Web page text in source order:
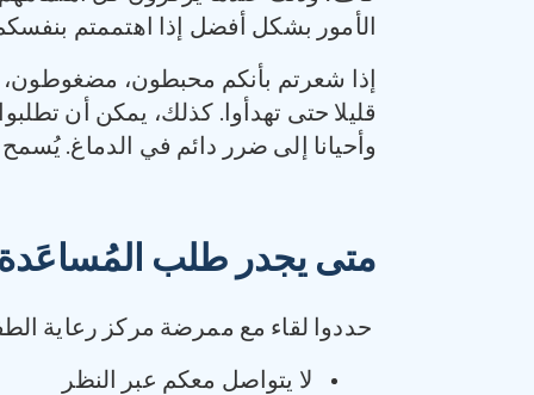
الأمور بشكل أفضل إذا اهتممتم
إذا شعرتم بأنكم محبطون، مضغوطون،
قليلا حتى تهدأوا. كذلك، يمكن أن
وأحيانا إلى ضرر دائم في الدماغ.
متى يجدر طلب المُساعَدة
حددوا لقاء مع ممرضة مركز رعاية
لا يتواصل معكم عبر النظر